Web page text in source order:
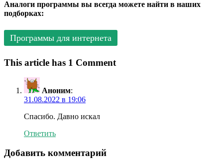
Аналоги программы вы всегда можете найти в наших
подборках:
Программы для интернета
This article has 1 Comment
Аноним:
31.08.2022 в 19:06
Спасибо. Давно искал
Ответить
Добавить комментарий